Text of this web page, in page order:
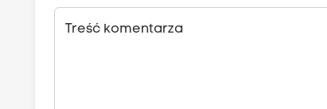
Treść komentarza